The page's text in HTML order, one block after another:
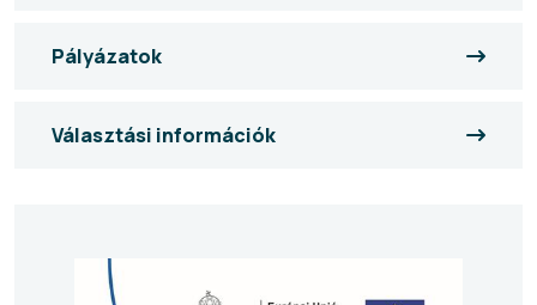
Pályázatok
Választási információk